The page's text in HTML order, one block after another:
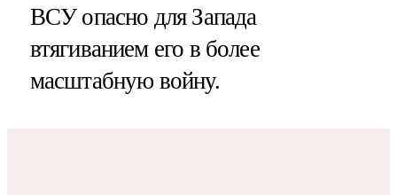
ВСУ опасно для Запада
втягиванием его в более
масштабную войну.